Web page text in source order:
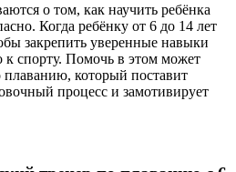
о том, как научить ребёнка
Когда ребёнку от 6 до 14 лет
закрепить уверенные навыки
к спорту. Помочь в этом может
который поставит
процесс и замотивирует